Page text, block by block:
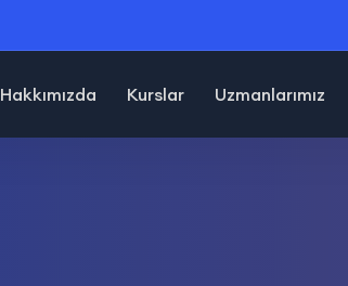
Hakkımızda Kurslar Uzmanlarımız